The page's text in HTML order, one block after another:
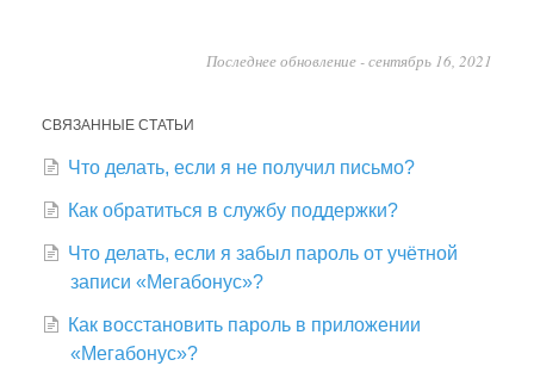
Последнее обновление - сентябрь 16, 2021
СВЯЗАННЫЕ СТАТЬИ
Что делать, если я не получил письмо?
Как обратиться в службу поддержки?
Что делать, если я забыл пароль от учётной
записи «Мегабонус»?
Как восстановить пароль в приложении
«Мегабонус»?